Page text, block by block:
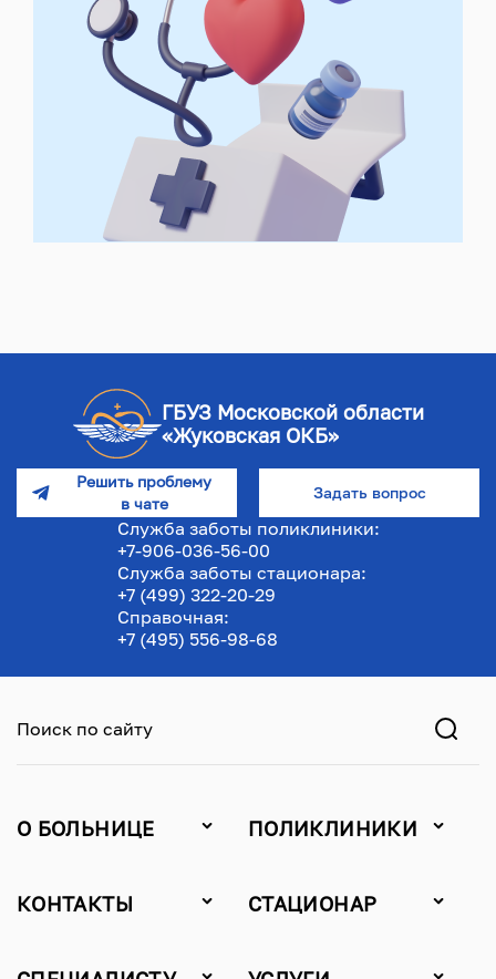
ГБУЗ Московской области
«Жуковская ОКБ»
Решить проблему
в чате
Задать вопрос
Служба заботы поликлиники:
+7-906-036-56-00
Служба заботы стационара:
+7 (499) 322-20-29
Справочная:
+7 (495) 556-98-68
Поиск по сайту
О БОЛЬНИЦЕ ПОЛИКЛИНИКИ
КОНТАКТЫ СТАЦИОНАР